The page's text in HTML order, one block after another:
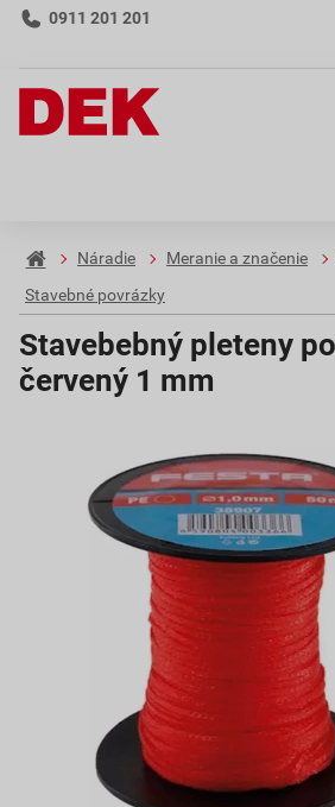
0911 201 201
Náradie Meranie a značenie
Stavebné povrázky
Stavebebný pleteny
červený 1 mm